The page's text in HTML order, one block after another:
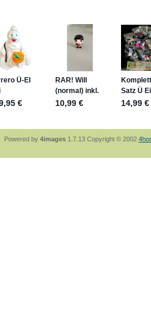
Für die Figuren VC307, 310, 318 und 326
mein Enkel hat die leider weggeworfen
jan-lukas:
geschrieben am: 29. 4. 2026 -
https://www.ferrero-
sammelspass.de/einladung/
jan-lukas:
geschrieben am: 28. 4. 2026 -
stimmt, jetzt fällt es mir auch ein
geschrieben am: 28. 4.
So habe ich das in Erinnerung ... oder?
jan-lukas:geschrieben am: 28. 4. 2026 -
Powered by 4images1.7.13 Copyright © 2002